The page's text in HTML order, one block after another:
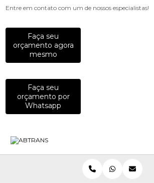
Entre em contato com um de nossos especialistas!
Faça seu
orçamento agora
mesmo
Faça seu
orçamento por
Whatsapp